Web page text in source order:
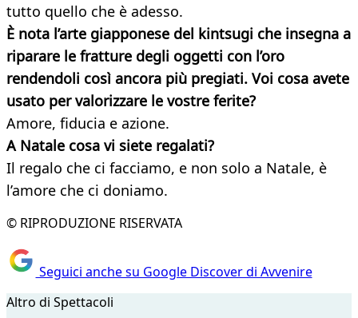
tutto quello che è adesso.
È nota l’arte giapponese del kintsugi che insegna a
riparare le fratture degli oggetti con l’oro
rendendoli così ancora più pregiati. Voi cosa avete
usato per valorizzare le vostre ferite?
Amore, fiducia e azione.
A Natale cosa vi siete regalati?
Il regalo che ci facciamo, e non solo a Natale, è
l’amore che ci doniamo.
© RIPRODUZIONE RISERVATA
Seguici anche su Google Discover di Avvenire
Altro di Spettacoli